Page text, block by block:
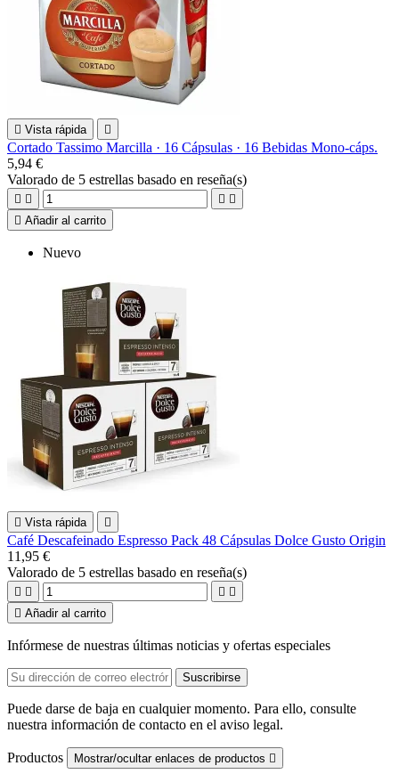
 Vista rápida 
Cortado Tassimo Marcilla · 16 Cápsulas · 16 Bebidas Mono-cáps.
5,94 €
Valorado de 5 estrellas basado en reseña(s)
   
 Añadir al carrito
Nuevo
 Vista rápida 
Café Descafeinado Espresso Pack 48 Cápsulas Dolce Gusto Origin
11,95 €
Valorado de 5 estrellas basado en reseña(s)
   
 Añadir al carrito
Infórmese de nuestras últimas noticias y ofertas especiales
Puede darse de baja en cualquier momento. Para ello, consulte
nuestra información de contacto en el aviso legal.
Productos Mostrar/ocultar enlaces de productos 